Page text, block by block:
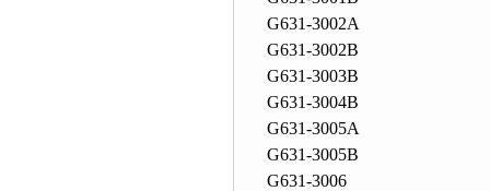
G631-3002A
G631-3002B
G631-3003B
G631-3004B
G631-3005A
G631-3005B
G631-3006